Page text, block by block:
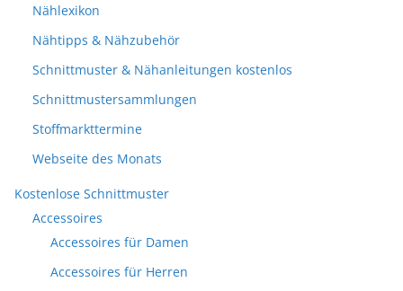
Nählexikon
Nähtipps & Nähzubehör
Schnittmuster & Nähanleitungen kostenlos
Schnittmustersammlungen
Stoffmarkttermine
Webseite des Monats
Kostenlose Schnittmuster
Accessoires
Accessoires für Damen
Accessoires für Herren